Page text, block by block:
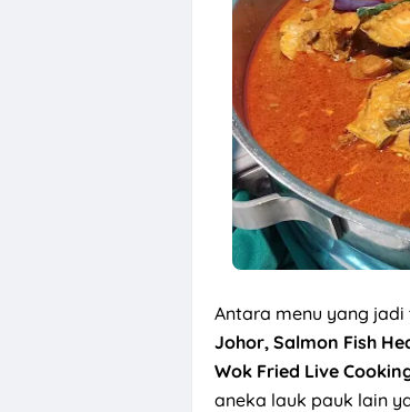
Antara menu yang
Johor, Salmon Fish
Wok Fried Live
aneka lauk pauk lain